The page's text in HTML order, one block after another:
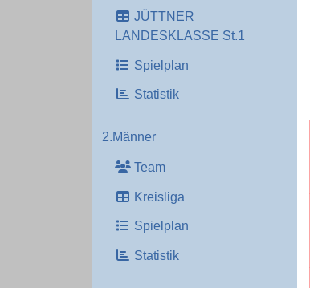
JÜTTNER
LANDESKLASSE St.1
Spielplan
Statistik
2.Männer
Team
Kreisliga
Spielplan
Statistik